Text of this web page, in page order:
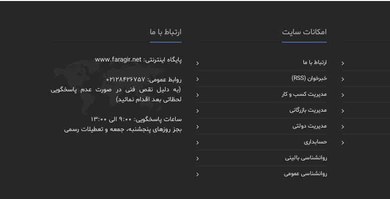
امکانات سایت
ارتباط با ما
خبرخوان (RSS)
مدیریت کسب و کار
مدیریت بازرگانی
مدیریت دولتی
حسابداری
روانشناسی بالینی
روانشناسی عمومی
ارتباط با ما
پایگاه اینترنتی: www.faragir.net
روابط عمومی: 02128426757
(به دلیل نقص فنی در صورت عدم پاسخگویی
لحظاتی بعد اقدام نمائید)
ساعات پاسخگویی: 9:00 الی 13:00
بجز روزهای پنجشنبه، جمعه و تعطیلات رسمی